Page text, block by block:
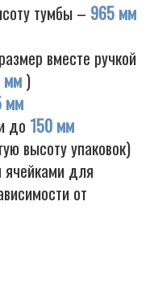
тумбы – 965 мм
вместе ручкой
мм )
мм
до 150 мм
высоту упаковок)
для
от